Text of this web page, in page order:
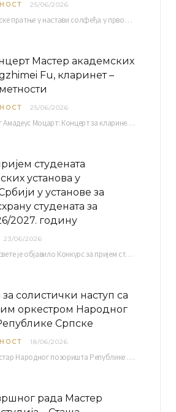
25/06/2026
Тема: Улога клавирске пратње у настави солфеђа у првом циклусу основне музичке школе Ментор…
Мастер академских
Fu, кларинет –
25/06/2026
Програм: Волфганг Амадеус Моцарт: Концерт за кларинет и оркестар, А-дур Ментор Милош Мијатовић, редовни…
студената
установа у
у установе за
студената за
2027. годину
23/06/2026
Министарство просвете је објавило Конкурс за пријем студената високошколских установа у Републици Србији у установе…
солистички наступ са
оркестром Народног
Српске
18/06/2026
Симфонијски оркестар Народног позоришта Републике Српске расписује јавни позив за учешће у пројекту „CRESCENDO: Нова…
рада Мастер